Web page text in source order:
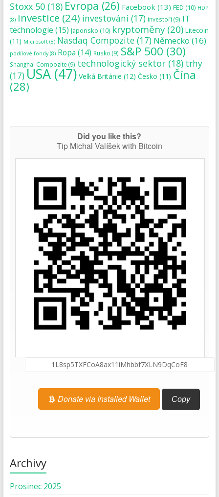
Stoxx 50(18) Evropa (26) Facebook (13) FED (10) HDP
(8) investice (24) investování(17) investoři (9) IT
technologie (15) Japonsko (10) kryptoměny(20) Litecoin
(11) Microsoft(8) Nasdaq Compozite(17) Německo (16)
podílové fondy(8) Ropa (14) Rusko (9) S&P 500 (30)
Shanghai Compozite (9) technologický sektor(18) trhy
(17)USA(47) Velká Británie (12) Česko (11) Čína
(28)
Did you like this?
Tip Michal Valíšek with Bitcoin
Donate via Installed Wallet Copy
Archivy
Prosinec 2025